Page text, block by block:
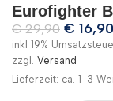
Eurofighter
€29,90 € 16,90
inkl 19%
zzgl. Versand
Lieferzeit: ca. 1-3